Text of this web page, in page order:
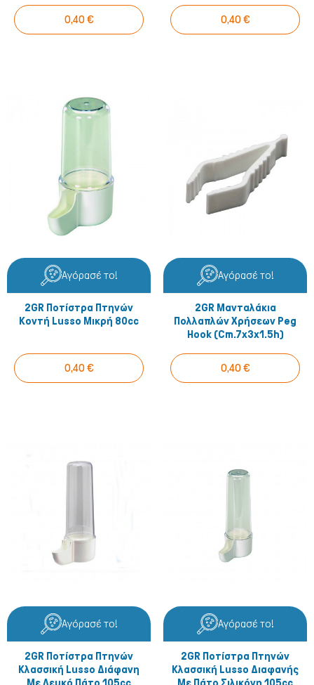
Γάτα
0,40 € 0,40 €
Αγόρασέ το!
2GR Ποτίστρα Πτηνών
Κοντή Lusso Μικρή 80cc
0,40 €
Αγόρασέ το!
2GR Μανταλάκια
Πολλαπλών Χρήσεων Peg
Hook (cm.7x3x1.5h)
0,40 €
Αγόρασέ το!
2GR Ποτίστρα Πτηνών
Κλασσική Lusso Διάφανη
Με Λευκό Πάτο 105cc
Αγόρασέ το!
2GR Ποτίστρα Πτηνών
Κλασσική Lusso Διαφανής
Με Πάτο Σιλικόνη 105cc